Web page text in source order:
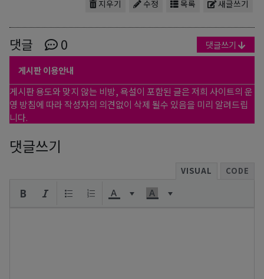
새글쓰기
목록
수정
지우기
댓글 0 댓글쓰기
게시판 이용안내
게시판 용도와 맞지 않는 비방, 욕설이 포함된 글은 저희 사이트의 운
영 방침에 따라 작성자의 의견없이 삭제 될수 있음을 미리 알려드립
니다.
댓글쓰기
VISUAL CODE